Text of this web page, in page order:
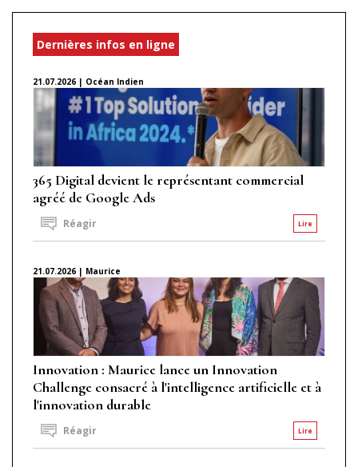
Dernières infos en ligne
21.07.2026 | Océan Indien
365 Digital devient le représentant commercial
agréé de Google Ads
Lire
Réagir
21.07.2026 | Maurice
Innovation : Maurice lance un Innovation
Challenge consacré à l'intelligence artificielle et à
l'innovation durable
Lire
Réagir